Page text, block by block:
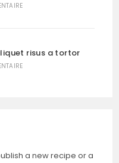
risus a tortor
a new recipe or a